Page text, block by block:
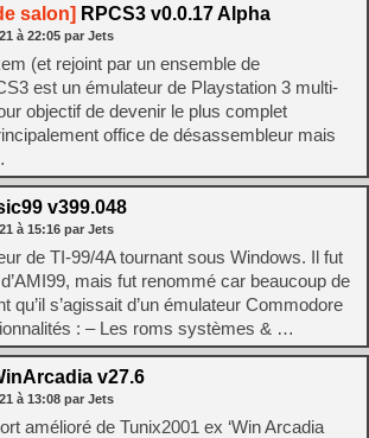
salon] RPCS3 v0.0.17 Alpha
à 22:05 par Jets
(et rejoint par un ensemble de
est un émulateur de Playstation 3 multi-
objectif de devenir le plus complet
office de désassembleur mais
v399.048
à 15:16 par Jets
de TI-99/4A tournant sous Windows. Il fut
mais fut renommé car beaucoup de
qu’il s’agissait d’un émulateur Commodore
: – Les roms systèmes & …
v27.6
à 13:08 par Jets
amélioré de Tunix2001 ex ‘Win Arcadia